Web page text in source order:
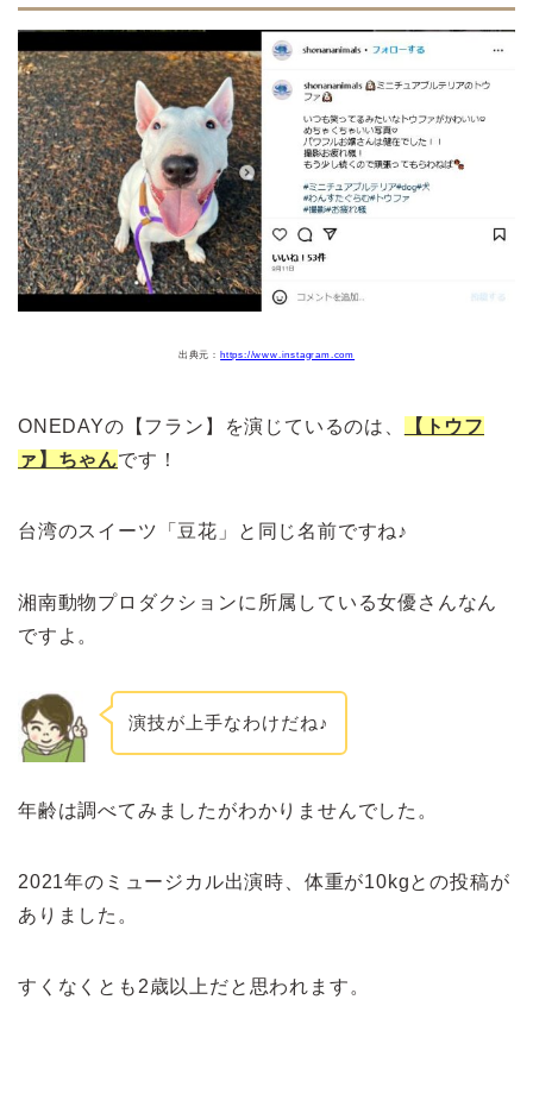
出典元： https://www.instagram.com
ONEDAYの【フラン】を演じているのは、
【トウフ
ァ】ちゃんです！
台湾のスイーツ「豆花」と同じ名前ですね♪
湘南動物プロダクションに所属している女優さんなん
ですよ。
演技が上手なわけだね♪
年齢は調べてみましたがわかりませんでした。
2021年のミュージカル出演時、体重が10kgとの投稿が
ありました。
すくなくとも2歳以上だと思われます。